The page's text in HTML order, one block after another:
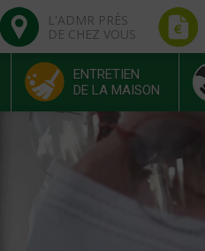
L'ADMR PRÈS
DE CHEZ VOUS
ENTRETIEN
DE LA MAISON